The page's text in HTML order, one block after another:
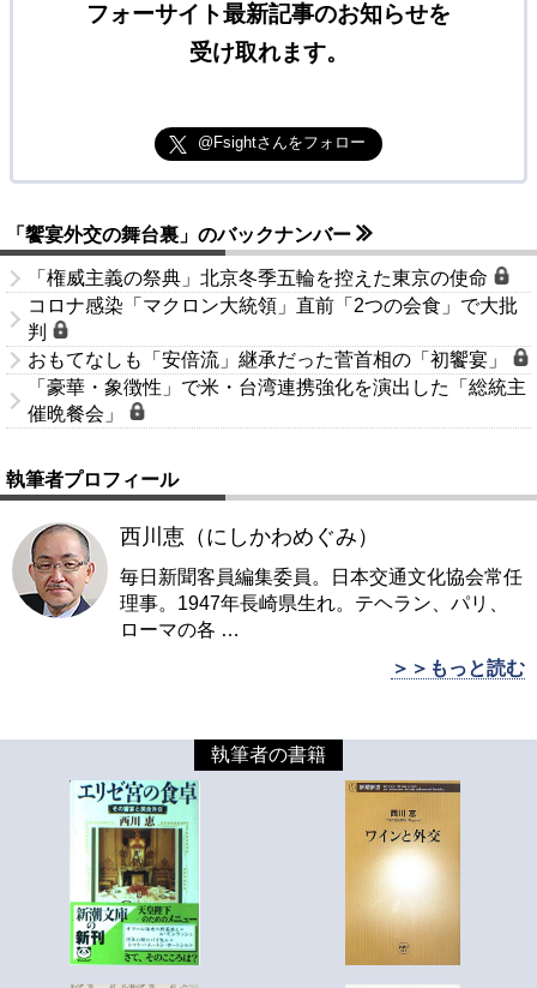
フォーサイト最新記事のお知らせを
受け取れます。
@Fsightさんをフォロー
「饗宴外交の舞台裏」のバックナンバー
「権威主義の祭典」北京冬季五輪を控えた東京の使命
コロナ感染「マクロン大統領」直前「2つの会食」で大批
判
おもてなしも「安倍流」継承だった菅首相の「初饗宴」
「豪華・象徴性」で米・台湾連携強化を演出した「総統主
催晩餐会」
執筆者プロフィール
西川恵（にしかわめぐみ）
毎日新聞客員編集委員。日本交通文化協会常任
理事。1947年長崎県生れ。テヘラン、パリ、
ローマの各 …
＞＞もっと読む
執筆者の書籍